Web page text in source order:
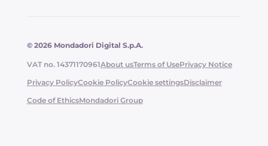
© 2026 Mondadori Digital S.p.A.
VAT no. 14371170961About usTerms of UsePrivacy Notice
Privacy PolicyCookie PolicyCookie settingsDisclaimer
Code of EthicsMondadori Group